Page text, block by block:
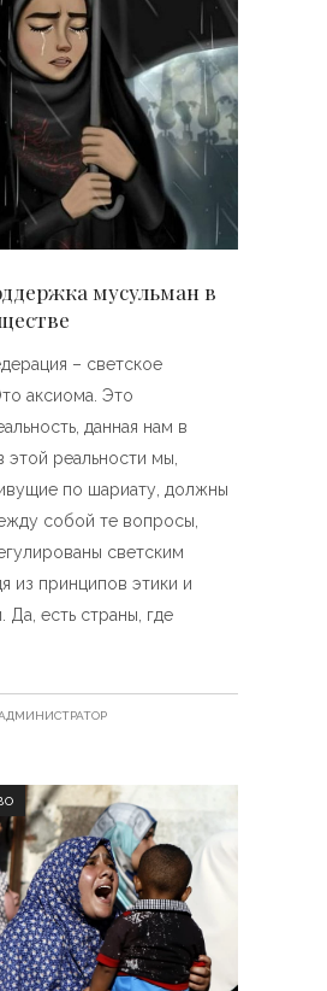
мусульман в
– светское
аксиома. Это
данная нам в
реальности мы,
по шариату, должны
собой те вопросы,
светским
из принципов этики и
есть страны, где